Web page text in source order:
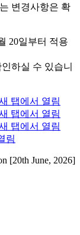
변경사항은 확
20일부터 적용
하실 수 있습니
탭에서 열림
탭에서 열림
탭에서 열림
림
[20th June, 2026]